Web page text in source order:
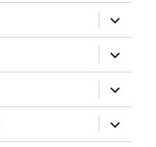
anzeigen
anzeigen
anzeigen
anzeigen